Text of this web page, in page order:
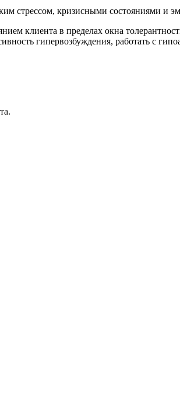
стрессом, кризисными состояниями и
клиента в пределах окна
гипервозбуждения, работать с